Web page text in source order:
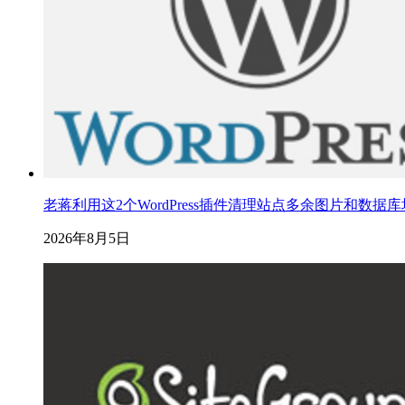
老蒋利用这2个WordPress插件清理站点多余图片和数据
2026年8月5日